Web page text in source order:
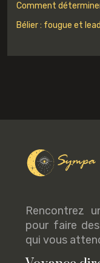
Comment
Bélier : fougue et
Rencontrez
pour faire
qui vous